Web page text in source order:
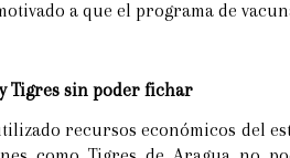
a que el programa de
Tigres sin poder fichar
recursos económicos del